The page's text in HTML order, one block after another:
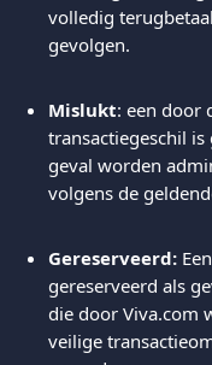
volledig
gevolgen.
Mislukt: een door
transactiegeschil
geval worden
volgens de
Gereserveerd:
gereserveerd als
die door Viva.com
veilige